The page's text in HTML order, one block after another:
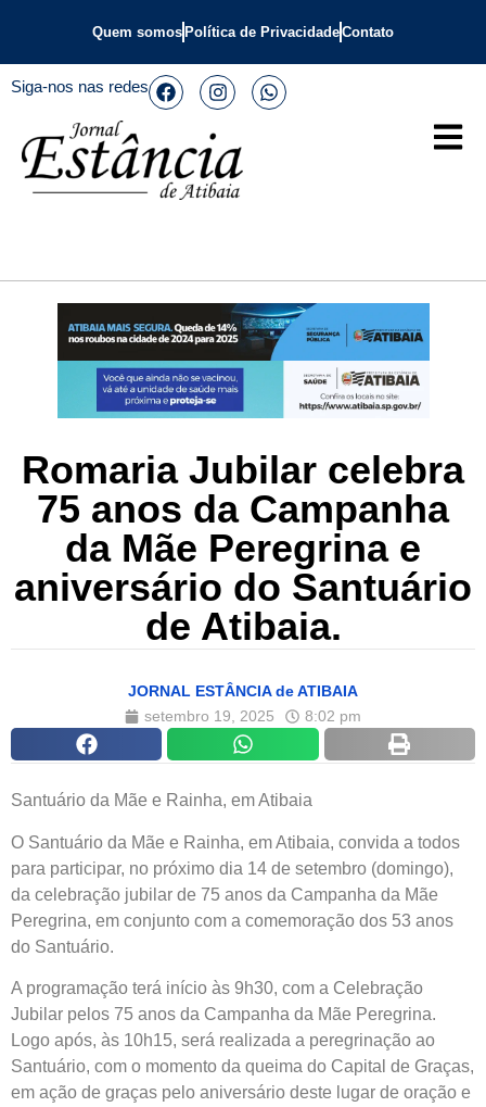
Quem somos Política de PrivacidadeContato
Siga-nos nas redes
Romaria Jubilar celebra
75 anos da Campanha
da Mãe Peregrina e
aniversário do Santuário
de Atibaia.
JORNAL ESTÂNCIA de ATIBAIA
setembro 19, 2025
8:02 pm
Santuário da Mãe e Rainha, em Atibaia
O Santuário da Mãe e Rainha, em Atibaia, convida a todos
para participar, no próximo dia 14 de setembro (domingo),
da celebração jubilar de 75 anos da Campanha da Mãe
Peregrina, em conjunto com a comemoração dos 53 anos
do Santuário.
A programação terá início às 9h30, com a Celebração
Jubilar pelos 75 anos da Campanha da Mãe Peregrina.
Logo após, às 10h15, será realizada a peregrinação ao
Santuário, com o momento da queima do Capital de Graças,
em ação de graças pelo aniversário deste lugar de oração e